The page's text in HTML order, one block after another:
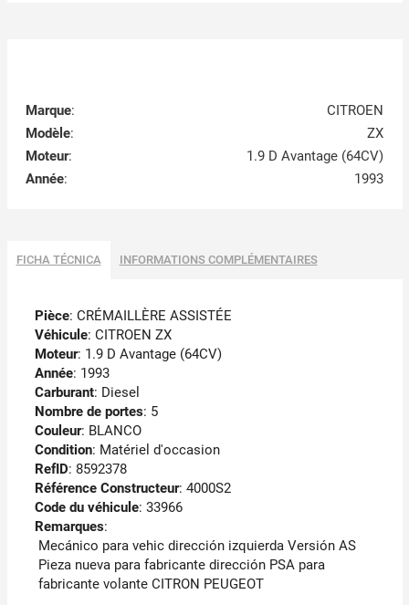
Marque:
CITROEN
Modèle:
ZX
Moteur:
1.9 D Avantage (64CV)
Année: 1993
FICHA TÉCNICA INFORMATIONS COMPLÉMENTAIRES
Pièce: CRÉMAILLÈRE ASSISTÉE
Véhicule: CITROEN ZX
Moteur: 1.9 D Avantage (64CV)
Année: 1993
Carburant: Diesel
Nombre de portes: 5
Couleur: BLANCO
Condition: Matériel d'occasion
RefID: 8592378
Référence Constructeur: 4000S2
Code du véhicule: 33966
Remarques:
Mecánico para vehic dirección izquierda Versión AS
Pieza nueva para fabricante dirección PSA para
fabricante volante CITRON PEUGEOT